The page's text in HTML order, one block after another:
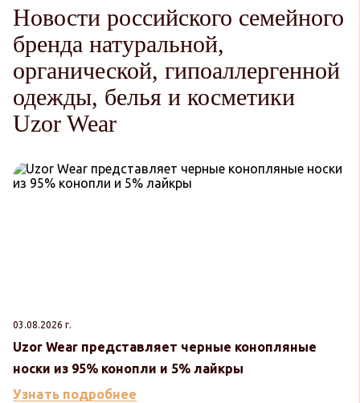
Новости российского семейного
бренда натуральной,
органической, гипоаллергенной
одежды, белья и косметики
Uzor Wear
03.08.2026 г.
Uzor Wear представляет черные конопляные
носки из 95% конопли и 5% лайкры
Узнать подробнее